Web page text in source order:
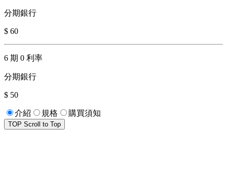
分期銀行
$ 60
6 期 0 利率
分期銀行
$ 50
介紹 規格 購買須知
TOP Scroll to Top